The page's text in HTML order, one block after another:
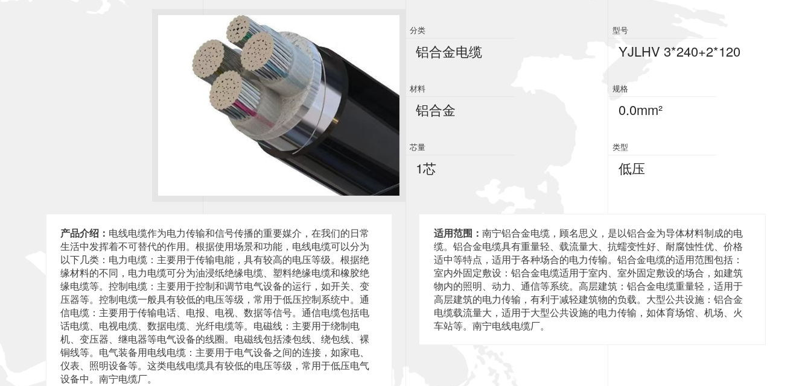
分类
铝合金电缆
型号
YJLHV 3*240+2*120
材料
铝合金
规格
0.0mm²
芯量
1芯
类型
低压
产品介绍： 电线电缆作为电力传输和信号传播的重要媒介，在我们的日常
生活中发挥着不可替代的作用。根据使用场景和功能，电线电缆可以分为
以下几类：电力电缆：主要用于传输电能，具有较高的电压等级。根据绝
缘材料的不同，电力电缆可分为油浸纸绝缘电缆、塑料绝缘电缆和橡胶绝
缘电缆等。控制电缆：主要用于控制和调节电气设备的运行，如开关、变
压器等。控制电缆一般具有较低的电压等级，常用于低压控制系统中。通
信电缆：主要用于传输电话、电报、电视、数据等信号。通信电缆包括电
话电缆、电视电缆、数据电缆、光纤电缆等。电磁线：主要用于绕制电
机、变压器、继电器等电气设备的线圈。电磁线包括漆包线、绕包线、裸
铜线等。电气装备用电线电缆：主要用于电气设备之间的连接，如家电、
仪表、照明设备等。这类电线电缆具有较低的电压等级，常用于低压电气
设备中。南宁电缆厂。
适用范围： 南宁铝合金电缆，顾名思义，是以铝合金为导体材料制成的电
缆。铝合金电缆具有重量轻、载流量大、抗蠕变性好、耐腐蚀性优、价格
适中等特点，适用于各种场合的电力传输。铝合金电缆的适用范围包括：
室内外固定敷设：铝合金电缆适用于室内、室外固定敷设的场合，如建筑
物内的照明、动力、通信等系统。高层建筑：铝合金电缆重量轻，适用于
高层建筑的电力传输，有利于减轻建筑物的负载。大型公共设施：铝合金
电缆载流量大，适用于大型公共设施的电力传输，如体育场馆、机场、火
车站等。南宁电线电缆厂。